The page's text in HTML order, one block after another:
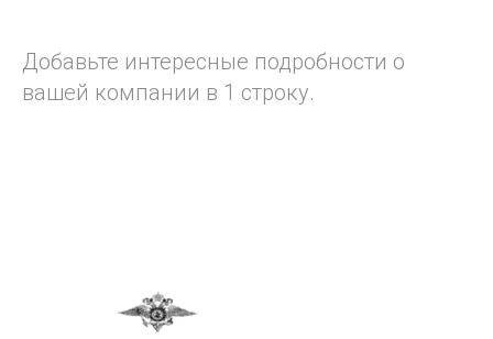
Добавьте интересные подробности о
вашей компании в 1 строку.